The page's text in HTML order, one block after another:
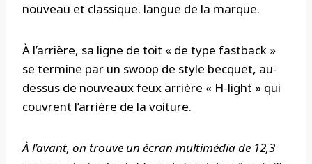
nouveau et classique. langue de la marque.
À l’arrière, sa ligne de toit « de type fastback »
se termine par un swoop de style becquet, au-
dessus de nouveaux feux arrière « H-light » qui
couvrent l’arrière de la voiture.
À l’avant, on trouve un écran multimédia de 12,3